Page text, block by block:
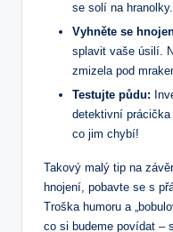
se solí na
Vyhněte se
splavit vaše úsilí.
zmizela pod
Testujte půdu:
detektivní
co jim chybí!
Takový malý tip na
hnojení, pobavte se s
Troška humoru a
co si budeme povídat –